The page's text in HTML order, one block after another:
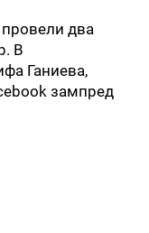
два
В
Ганиева,
зампред